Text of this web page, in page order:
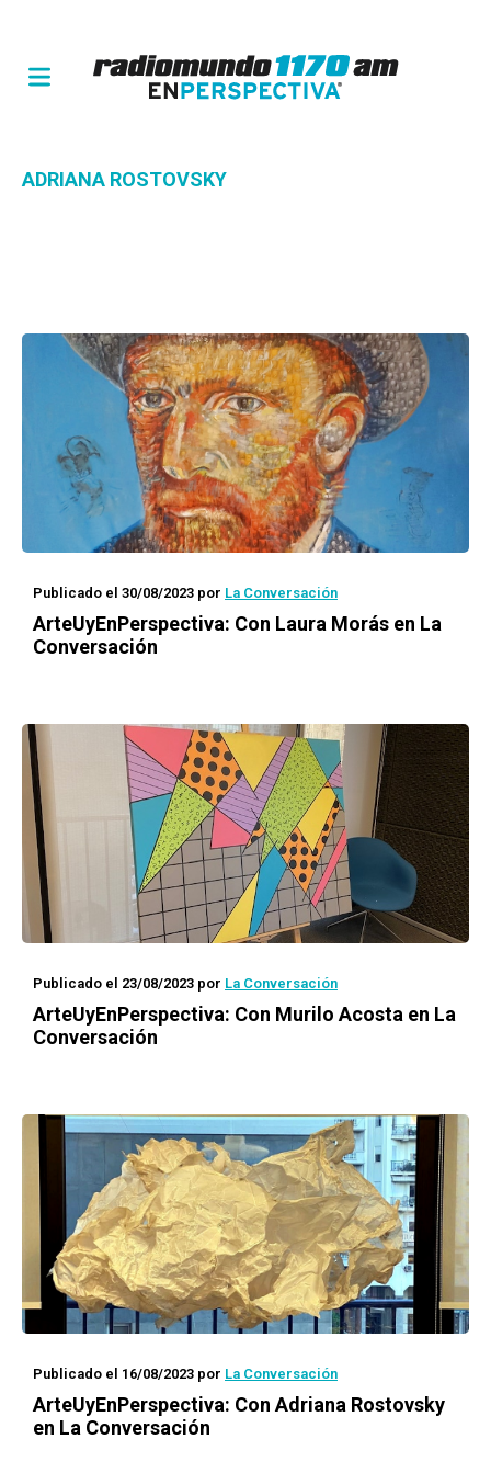
ADRIANA ROSTOVSKY
Publicado el 30/08/2023 por La Conversación
ArteUyEnPerspectiva: Con Laura Morás en La
Conversación
Publicado el 23/08/2023 por La Conversación
ArteUyEnPerspectiva: Con Murilo Acosta en La
Conversación
Publicado el 16/08/2023 por La Conversación
ArteUyEnPerspectiva: Con Adriana Rostovsky
en La Conversación